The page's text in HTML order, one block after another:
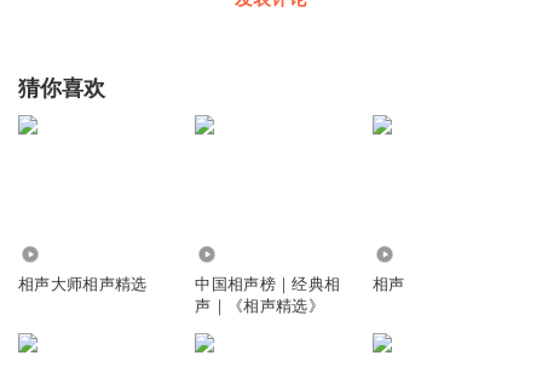
猜你喜欢
相声大师相声精选
中国相声榜｜经典相
声｜《相声精选》
相声